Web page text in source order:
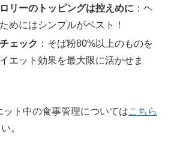
リーのトッピングは控えめに ：ヘ
めにはシンプルがベスト！
ェック ：そば粉80%以上のものを
エット効果を最大限に活かせま
ット中の食事管理についてはこちら
。